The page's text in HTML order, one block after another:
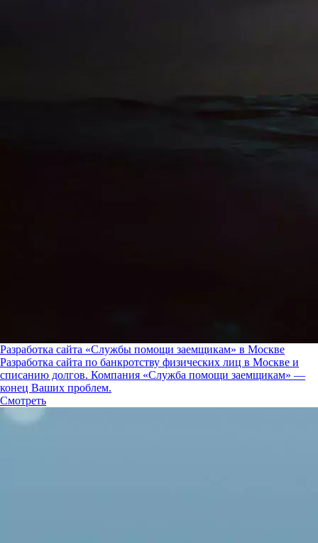
Разработка сайта «Службы помощи заемщикам» в Москве
Разработка сайта по банкротству физических лиц в Москве и
списанию долгов. Компания «Служба помощи заемщикам» —
конец Ваших проблем.
Смотреть